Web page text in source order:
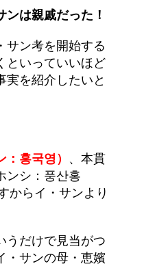
は親戚だった！
サン考を開始する
といっていいほど
実を紹介したいと
홍국영）
、本貫
ンシ：풍산홍
からイ・サンより
うだけで見当がつ
・サンの母・恵嬪